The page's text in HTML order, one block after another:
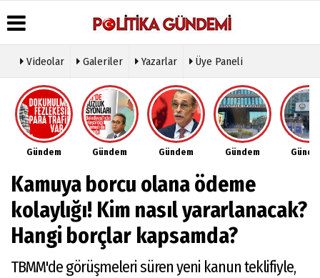
Üye Paneli
Haber
Arşivi
Gazete
Arşivi
Haberleri
Hava
Durumu
Gazete
Manşetleri
Anketler
Biyografiler
Köşe
Yazarları
Video
Galeri
Foto
Etkinlikler
Künye
İletişim
Çerez
Politikası
Videolar Galeriler Yazarlar Üye Paneli
Gündem Gündem Gündem Gündem
Kamuya borcu olana ödeme
kolaylığı! Kim nasıl yararlanacak?
Hangi borçlar kapsamda?
TBMM'de görüşmeleri süren yeni kanun teklifiyle,